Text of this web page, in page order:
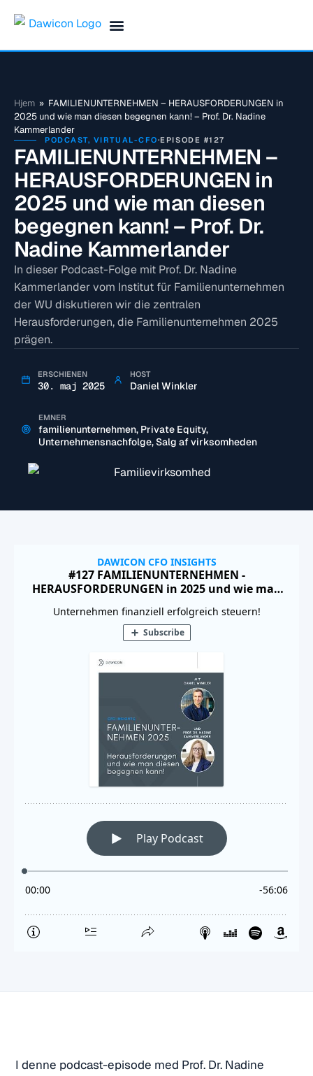
Hjem » FAMILIENUNTERNEHMEN – HERAUSFORDERUNGEN in
2025 und wie man diesen begegnen kann! – Prof. Dr. Nadine
Kammerlander
PODCAST, VIRTUAL-CFO·EPISODE #127
FAMILIENUNTERNEHMEN –
HERAUSFORDERUNGEN in
2025 und wie man diesen
begegnen kann! – Prof. Dr.
Nadine Kammerlander
In dieser Podcast-Folge mit Prof. Dr. Nadine
Kammerlander vom Institut für Familienunternehmen
der WU diskutieren wir die zentralen
Herausforderungen, die Familienunternehmen 2025
prägen.
ERSCHIENEN
30. maj 2025
HOST
Daniel Winkler
EMNER
familienunternehmen, Private Equity,
Unternehmensnachfolge,Salg af virksomheden
I denne podcast-episode med Prof. Dr. Nadine